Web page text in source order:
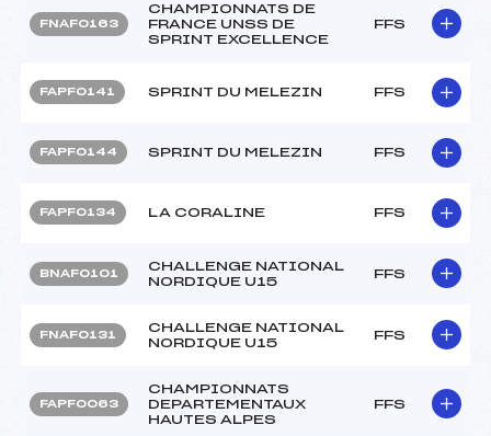
FNAF0163
CHAMPIONNATS DE
FRANCE UNSS DE
SPRINT EXCELLENCE
FFS
FAPF0141 SPRINT DU MELEZIN FFS
FAPF0144 SPRINT DU MELEZIN FFS
FAPF0134 LA CORALINE FFS
BNAF0101
CHALLENGE NATIONAL
NORDIQUE U15
FFS
FNAF0131
CHALLENGE NATIONAL
NORDIQUE U15
FFS
FAPF0063
CHAMPIONNATS
DEPARTEMENTAUX
HAUTES ALPES
FFS